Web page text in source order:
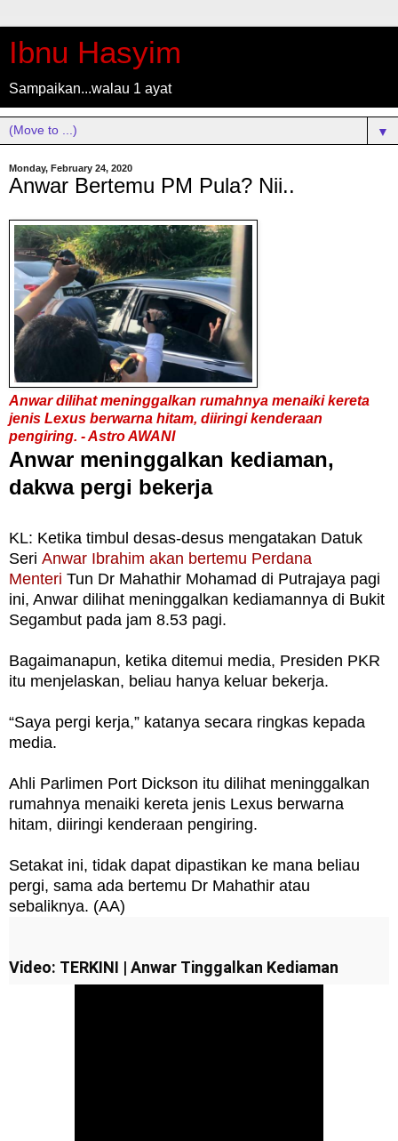
Ibnu Hasyim
Sampaikan...walau 1 ayat
▼
Monday, February 24, 2020
Anwar Bertemu PM Pula? Nii..
Anwar dilihat meninggalkan rumahnya menaiki kereta
jenis Lexus berwarna hitam, diiringi kenderaan
pengiring. - Astro AWANI
Anwar meninggalkan kediaman,
dakwa pergi bekerja
KL: Ketika timbul desas-desus mengatakan Datuk
Seri Anwar Ibrahim akan bertemu Perdana
Menteri Tun Dr Mahathir Mohamad di Putrajaya pagi
ini, Anwar dilihat meninggalkan kediamannya di Bukit
Segambut pada jam 8.53 pagi.
Bagaimanapun, ketika ditemui media, Presiden PKR
itu menjelaskan, beliau hanya keluar bekerja.
“Saya pergi kerja,” katanya secara ringkas kepada
media.
Ahli Parlimen Port Dickson itu dilihat meninggalkan
rumahnya menaiki kereta jenis Lexus berwarna
hitam, diiringi kenderaan pengiring.
Setakat ini, tidak dapat dipastikan ke mana beliau
pergi, sama ada bertemu Dr Mahathir atau
sebaliknya. (AA)
Video: TERKINI | Anwar Tinggalkan Kediaman